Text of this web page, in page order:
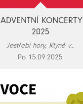
ADVENTNÍ KONCERTY
2025
Jestřebí hory, Rtyně v...
Po 15.09.2025